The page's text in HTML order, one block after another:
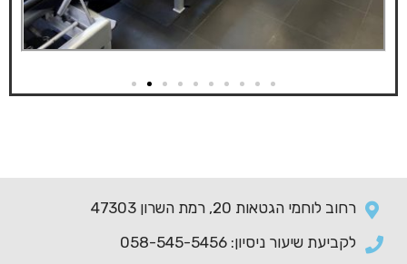
רחוב לוחמי הגטאות 20, רמת השרון 47303
לקביעת שיעור ניסיון: 058-545-5456